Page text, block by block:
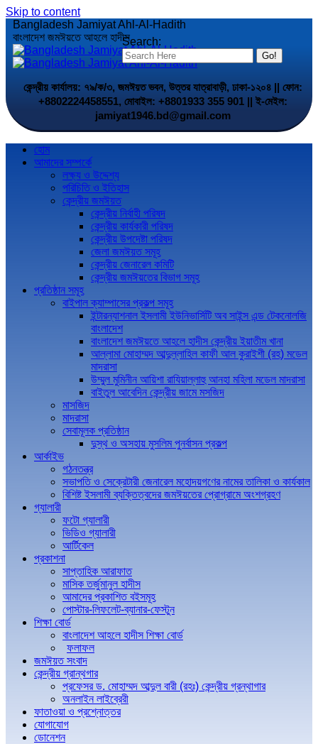
Skip to content
Search:
Bangladesh Jamiyat Ahl-Al-Hadith
বাংলাদেশ জমঈয়তে আহলে হাদীস
কেন্দ্রীয় কার্যালয়: ৭৯/ক/৩, জমঈয়ত ভবন, উত্তর যাত্রাবাড়ী, ঢাকা-১২০৪ || ফোন:
+8802224458551, মোবাইল: +8801933 355 901 || ই-মেইল:
jamiyat1946.bd@gmail.com
হোম
আমাদের সম্পর্কে
লক্ষ্য ও উদ্দেশ্য
পরিচিতি ও ইতিহাস
কেন্দ্রীয় জমঈয়ত
কেন্দ্রীয় নির্বাহী পরিষদ
কেন্দ্রীয় কার্যকারী পরিষদ
কেন্দ্রীয় উপদেষ্টা পরিষদ
জেলা জমঈয়ত সমূহ
কেন্দ্রীয় জেনারেল কমিটি
কেন্দ্রীয় জমঈয়তের বিভাগ সমূহ
প্রতিষ্ঠান সমূহ
বাইপাল ক্যাম্পাসের প্রকল্প সমূহ
ইন্টারন্যাশনাল ইসলামী ইউনিভার্সিটি অব সাইন্স এন্ড টেকনোলজি
বাংলাদেশ
বাংলাদেশ জমঈয়তে আহলে হাদীস কেন্দ্রীয় ইয়াতীম খানা
আল্লামা মোহাম্মদ আব্দুল্লাহিল কাফী আল কুরাইশী (রহ) মডেল
মাদরাসা
উম্মুল মুমিনীন আয়িশা রাযিয়াল্লাহু আনহা মহিলা মডেল মাদরাসা
বাইতুল আবেদিন কেন্দ্রীয় জামে মসজিদ
মাসজিদ
মাদরাসা
সেবামূলক প্রতিষ্ঠান
দুস্থ ও অসহায় মুসলিম পুনর্বাসন প্রকল্প
আর্কাইভ
গঠনতন্ত্র
সভাপতি ও সেক্রেটারী জেনারেল মহোদয়গণের নামের তালিকা ও কার্যকাল
বিশিষ্ট ইসলামী ব্যক্তিত্বদের জমঈয়তের প্রোগ্রামে অংশগ্রহণ
গ্যালারী
ফটো গ্যালারী
ভিডিও গ্যালারী
আর্টিকেল
প্রকাশনা
সাপ্তাহিক আরাফাত
মাসিক তর্জুমানুল হাদীস
আমাদের প্রকাশিত বইসমূহ
পোস্টার-লিফলেট-ব্যানার-ফেস্টুন
শিক্ষা বোর্ড
বাংলাদেশ আহলে হাদীস শিক্ষা বোর্ড
ফলাফল
জমঈয়ত সংবাদ
কেন্দ্রীয় গ্রান্থগার
প্রফেসর ড. মোহাম্মদ আব্দুল বারী (রহঃ) কেন্দ্রীয় গ্রন্থাগার
অনলাইন লাইব্রেরী
ফাতাওয়া ও প্রশ্নোত্তর
যোগাযোগ
ডোনেশন